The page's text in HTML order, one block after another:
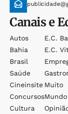
Canais e
Autos
Bahia
Brasil
Saúde
Cineinsite
Concursos
Cultura
E.c.
E.c.
Muito
Mundo